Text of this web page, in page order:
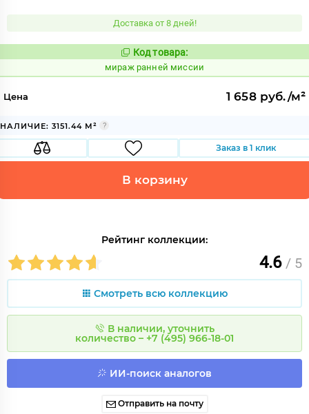
Доставка от 8 дней!
Код:
994052
Код товара:
мираж ранней миссии
Цена 1 658 руб./м²
НАЛИЧИЕ: 3151.44 М²
Заказ в 1 клик
В корзину
Рейтинг коллекции:
4.6 / 5
Смотреть всю коллекцию
В наличии, уточнить
количество – +7 (495) 966-18-01
ИИ-поиск аналогов
Отправить на почту